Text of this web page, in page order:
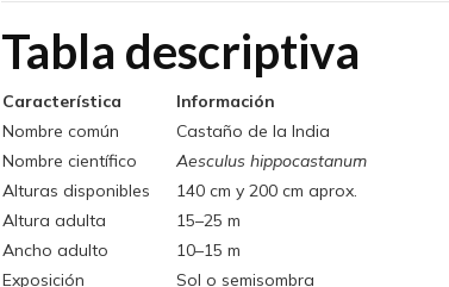
Tabla descriptiva
Característica
Información
Nombre común
Castaño de la India
Nombre científico
Aesculus hippocastanum
Alturas disponibles
140 cm y 200 cm aprox.
Altura adulta
15–25 m
Ancho adulto
10–15 m
Exposición
Sol o semisombra